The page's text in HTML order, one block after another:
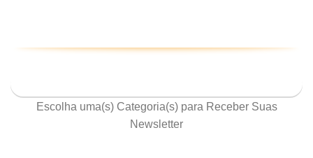
Escolha uma(s) Categoria(s) para Receber Suas
Newsletter